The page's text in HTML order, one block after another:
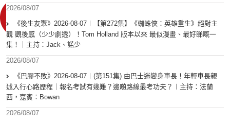
2026/08/07
《後生友聚》2026-08-07︱【第272集】《蜘蛛俠：英雄重生》絕對主
觀 觀後感（少少劇透）！Tom Holland 版本以來 最似漫畫、最好睇嘅一
集！｜主持：Jack、諾少
2026/08/07
《巴膠不敗》2026-08-07︱(第151集) 由巴士迷變身車長！年輕車長親
述入行心路歷程｜報名考試有幾難？邊啲路線最考功夫？︱主持：法蘭
西，嘉賓︰Bowan
2026/08/07